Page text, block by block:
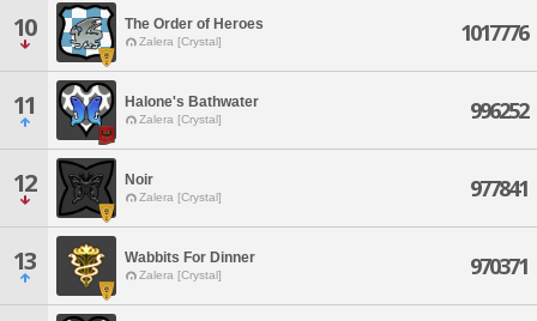
10 The Order of Heroes
Zalera [Crystal] 1017776
11 Halone's Bathwater
Zalera [Crystal] 996252
12 Noir
Zalera [Crystal] 977841
13 Wabbits For Dinner
Zalera [Crystal] 970371